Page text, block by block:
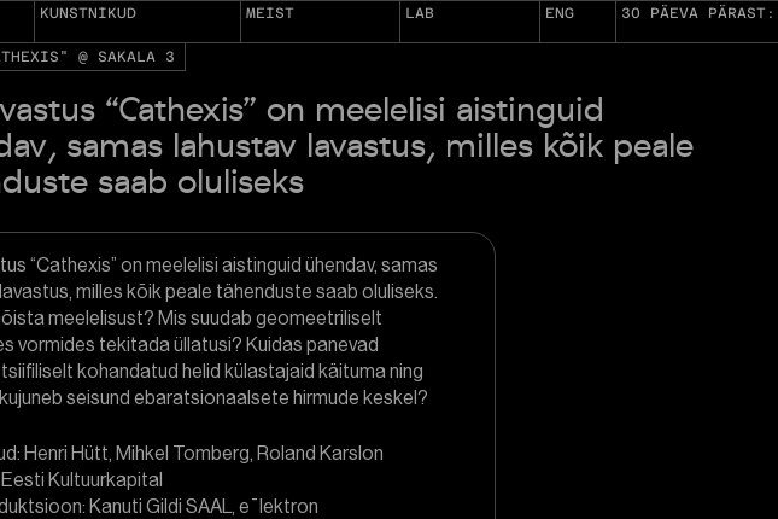
KUNSTNIKUD MEIST LAB ENG 30 PÄEVA PÄRAST:
@ SAKALA 3
“Cathexis” on meelelisi aistinguid
samas lahustav lavastus, milles kõik peale
saab oluliseks
“Cathexis” on meelelisi aistinguid ühendav, samas
milles kõik peale tähenduste saab oluliseks.
meelelisust? Mis suudab geomeetriliselt
vormides tekitada üllatusi? Kuidas panevad
kohandatud helid külastajaid käituma ning
seisund ebaratsionaalsete hirmude keskel?
Henri Hütt, Mihkel Tomberg, Roland Karslon
Kultuurkapital
Kanuti Gildi SAAL, eˉlektron